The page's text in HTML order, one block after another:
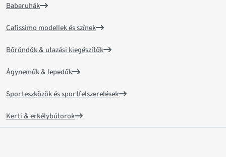
Babaruhák
Cafissimo modellek és színek
Bőröndök & utazási kiegészítők
Ágyneműk & lepedők
Sporteszközök és sportfelszerelések
Kerti & erkélybútorok